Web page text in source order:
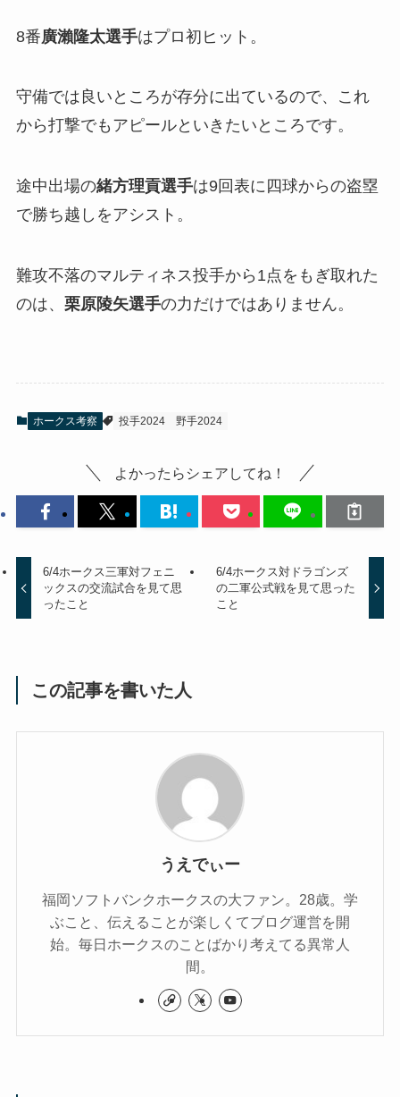
8番廣瀨隆太選手はプロ初ヒット。
守備では良いところが存分に出ているので、これ
から打撃でもアピールといきたいところです。
途中出場の緒方理貢選手は9回表に四球からの盗塁
で勝ち越しをアシスト。
難攻不落のマルティネス投手から1点をもぎ取れた
のは、 栗原陵矢選手の力だけではありません。
ホークス考察 投手2024 野手2024
よかったらシェアしてね！
6/4ホークス三軍対フェニ
ックスの交流試合を見て思
ったこと
6/4ホークス対ドラゴンズ
の二軍公式戦を見て思った
こと
この記事を書いた人
うえでぃー
福岡ソフトバンクホークスの大ファン。28歳。学
ぶこと、伝えることが楽しくてブログ運営を開
始。毎日ホークスのことばかり考えてる異常人
間。